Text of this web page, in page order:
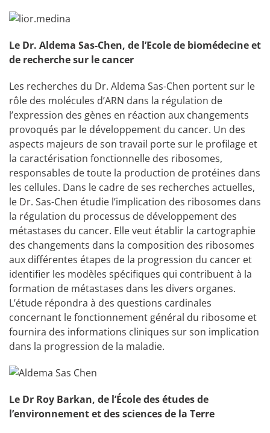
Le Dr. Aldema Sas-Chen, de l’Ecole de biomédecine et
de recherche sur le cancer
Les recherches du Dr. Aldema Sas-Chen portent sur le
rôle des molécules d’ARN dans la régulation de
l’expression des gènes en réaction aux changements
provoqués par le développement du cancer. Un des
aspects majeurs de son travail porte sur le profilage et
la caractérisation fonctionnelle des ribosomes,
responsables de toute la production de protéines dans
les cellules. Dans le cadre de ses recherches actuelles,
le Dr. Sas-Chen étudie l’implication des ribosomes dans
la régulation du processus de développement des
métastases du cancer. Elle veut établir la cartographie
des changements dans la composition des ribosomes
aux différentes étapes de la progression du cancer et
identifier les modèles spécifiques qui contribuent à la
formation de métastases dans les divers organes.
L’étude répondra à des questions cardinales
concernant le fonctionnement général du ribosome et
fournira des informations cliniques sur son implication
dans la progression de la maladie.
Le Dr Roy Barkan, de l’École des études de
l’environnement et des sciences de la Terre